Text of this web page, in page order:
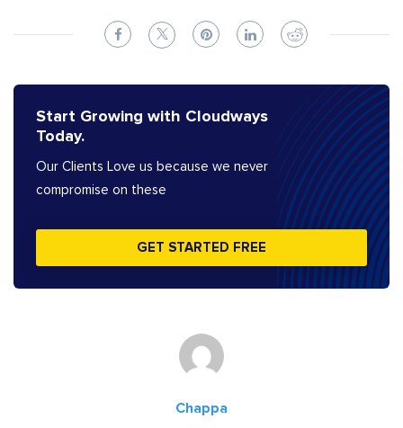
Start Growing with Cloudways
Today.
Our Clients Love us because we never
compromise on these
GET STARTED FREE
Chappa